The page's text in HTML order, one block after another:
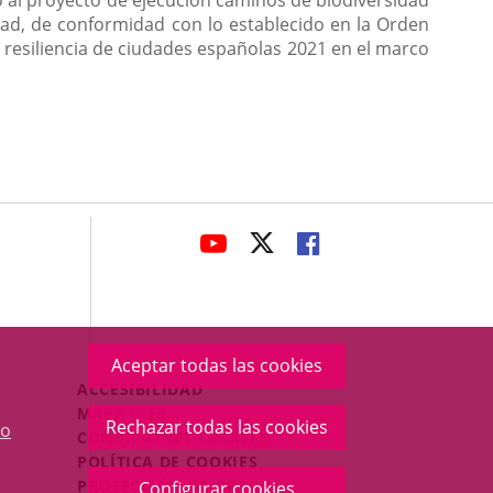
Aceptar todas las cookies
Rechazar todas las cookies
de conformidad con lo establecido en la Orden
de ciudades españolas 2021 en el marco
ENLACE
APLICACIÓN
EXTERNA.
ENLACE
APLICACIÓN
EXTERNA.
APLICACIÓN
Menú
Legal
Footer
ACCESIBILIDAD
MAPA WEB
CONDICIONES LEGALES
POLÍTICA DE COOKIES
PROTECCIÓN DE DATOS